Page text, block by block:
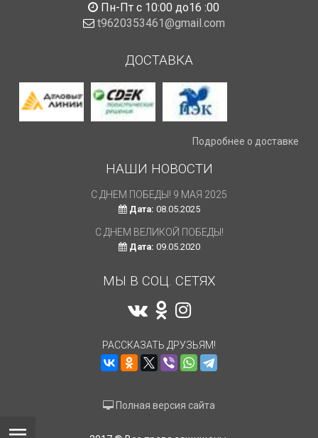
Пн-Пт с 10:00 до16 :00
t9620353461@gmail.com
ДОСТАВКА
Подробнее о доставке
НАШИ НОВОСТИ
С ДНЕМ ПОБЕДЫ! 9 МАЯ 2025
Дата: 08.05.2025
С ДНЕМ ВЕЛИКОЙ ПОБЕДЫ!
Дата: 09.05.2020
МЫ В СОЦ. СЕТЯХ
РАССКАЗАТЬ ДРУЗЬЯМ!
Полная версия сайта